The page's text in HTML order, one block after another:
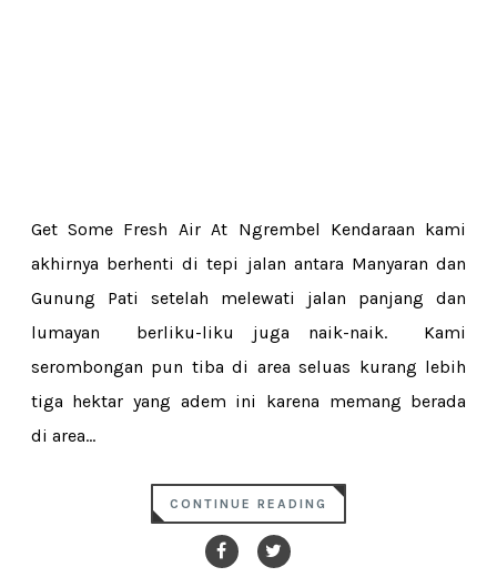
Get Some Fresh Air At Ngrembel Kendaraan kami
akhirnya berhenti di tepi jalan antara Manyaran dan
Gunung Pati setelah melewati jalan panjang dan
lumayan berliku-liku juga naik-naik. Kami
serombongan pun tiba di area seluas kurang lebih
tiga hektar yang adem ini karena memang berada
di area...
CONTINUE READING